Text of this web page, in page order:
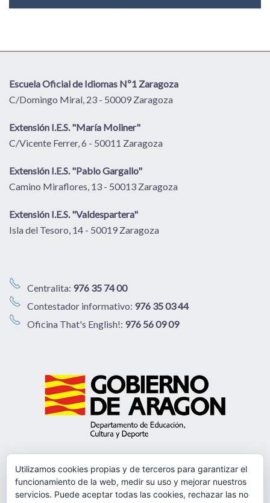
Escuela Oficial de Idiomas Nº1 Zaragoza
C/Domingo Miral, 23 - 50009 Zaragoza
Extensión I.E.S. "María Moliner"
C/Vicente Ferrer, 6 - 50011 Zaragoza
Extensión I.E.S. "Pablo Gargallo"
Camino Miraflores, 13 - 50013 Zaragoza
Extensión I.E.S. "Valdespartera"
Isla del Tesoro, 14 - 50019 Zaragoza
Centralita: 976 35 74 00
Contestador informativo: 976 35 03 44
Oficina That's English!: 976 56 09 09
Utilizamos cookies propias y de terceros para garantizar el
funcionamiento de la web, medir su uso y mejorar nuestros
servicios. Puede aceptar todas las cookies, rechazar las no